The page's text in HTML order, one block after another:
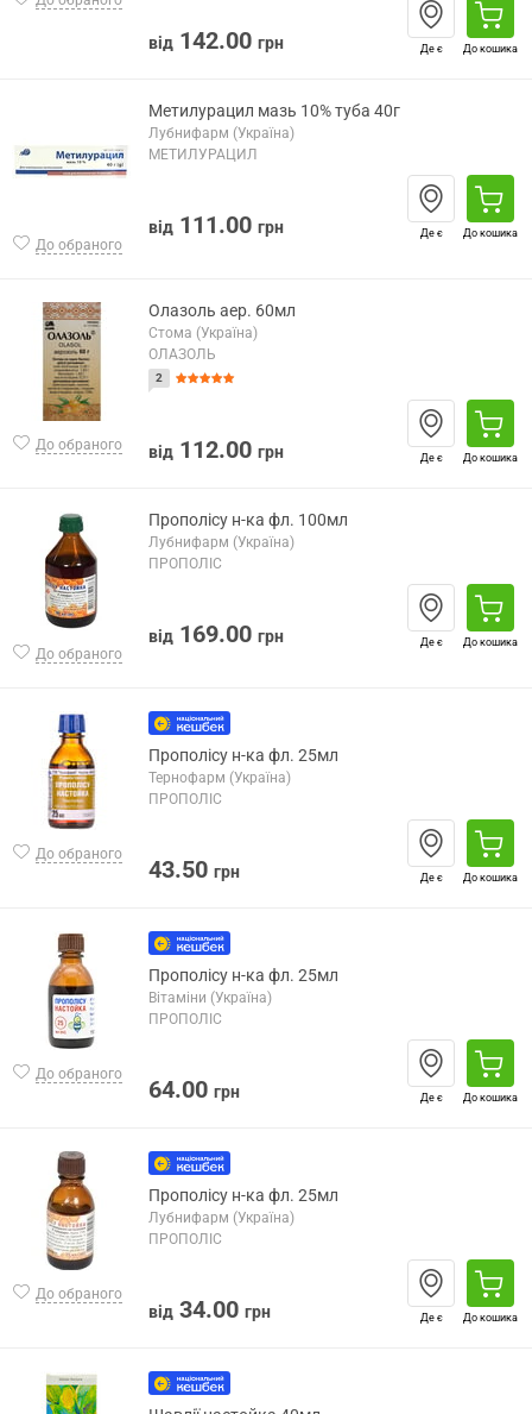
від 142.00 грн Де є До кошика
До обраного
Метилурацил мазь 10% туба 40г
Лубнифарм (Україна)
МЕТИЛУРАЦИЛ
від 111.00 грн Де є До кошика
До обраного
Олазоль аер. 60мл
Стома (Україна)
ОЛАЗОЛЬ
2
від 112.00 грн Де є До кошика
До обраного
Прополісу н-ка фл. 100мл
Лубнифарм (Україна)
ПРОПОЛІС
від 169.00 грн Де є До кошика
До обраного
Прополісу н-ка фл. 25мл
Тернофарм (Україна)
ПРОПОЛІС
43.50 грн Де є До кошика
До обраного
Прополісу н-ка фл. 25мл
Вітаміни (Україна)
ПРОПОЛІС
64.00 грн Де є До кошика
До обраного
Прополісу н-ка фл. 25мл
Лубнифарм (Україна)
ПРОПОЛІС
від 34.00 грн Де є До кошика